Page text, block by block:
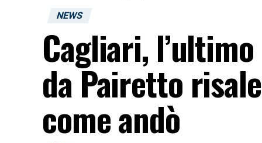
NEWS
Cagliari,
da Pairetto
come andò